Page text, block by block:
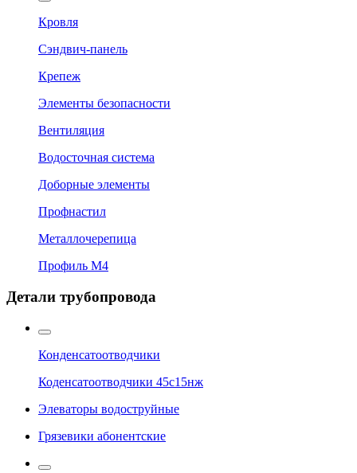
Кровля
Сэндвич-панель
Крепеж
Элементы безопасности
Вентиляция
Водосточная система
Доборные элементы
Профнастил
Металлочерепица
Профиль М4
Детали трубопровода
Конденсатоотводчики
Коденсатоотводчики 45с15нж
Элеваторы водоструйные
Грязевики абонентские